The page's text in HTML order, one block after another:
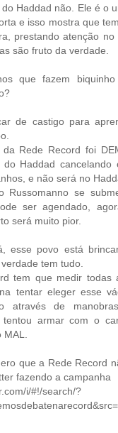
Haddad não. Ele é o
e isso mostra que
prestando atenção
são fruto da verdade.
que fazem
de castigo para
da Rede Record foi
do Haddad cancelando
e não será no
Russomanno se
ser agendado,
será muito pior.
esse povo está
tem tudo.
tem que medir todas
tentar eleger esse
através de
tentou armar com o
que a Rede Record
fazendo a campanha
i/#!/search/?